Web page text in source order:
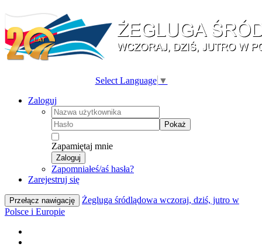
Select Language ▼
Zaloguj
Pokaż
Zapamiętaj mnie
Zaloguj
Zapomniałeś/aś hasła?
Zarejestruj się
Przełącz nawigację
Żegluga śródlądowa wczoraj, dziś, jutro w
Polsce i Europie